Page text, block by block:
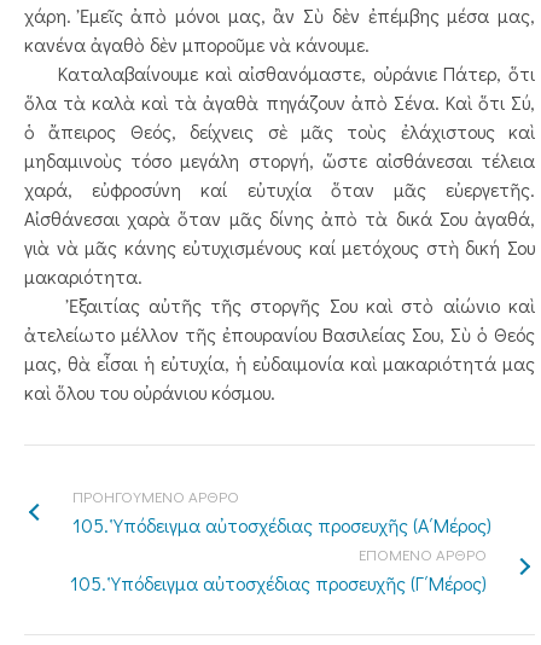
χάρη. Ἐμεῖς ἀπὸ μόνοι μας, ἂν Σὺ δὲν ἐπέμβης μέσα μας,
κανένα ἀγαθὸ δὲν μποροῦμε νὰ κάνουμε.
Καταλαβαίνουμε καὶ αἰσθανόμαστε, οὐράνιε Πάτερ, ὅτι
ὅλα τὰ καλὰ καὶ τὰ ἀγαθὰ πηγάζουν ἀπὸ Σένα. Καὶ ὅτι Σύ,
ὁ ἄπειρος Θεός, δείχνεις σὲ μᾶς τοὺς ἐλάχιστους καὶ
μηδαμινοὺς τόσο μεγάλη στοργή, ὥστε αἰσθάνεσαι τέλεια
χαρά, εὐφροσύνη καί εὐτυχία ὅταν μᾶς εὐεργετῆς.
Αἰσθάνεσαι χαρὰ ὅταν μᾶς δίνης ἀπὸ τὰ δικά Σου ἀγαθά,
γιὰ νὰ μᾶς κάνης εὐτυχισμένους καί μετόχους στὴ δική Σου
μακαριότητα.
Ἐξαιτίας αὐτῆς τῆς στοργῆς Σου καὶ στὸ αἰώνιο καὶ
ἀτελείωτο μέλλον τῆς ἐπουρανίου Βασιλείας Σου, Σὺ ὁ Θεός
μας, θὰ εἶσαι ἡ εὐτυχία, ἡ εὐδαιμονία καὶ μακαριότητά μας
καὶ ὅλου του οὐράνιου κόσμου.
ΠΡΟΗΓΟΥΜΕΝΟ ΑΡΘΡΟ
105. Ὑπόδειγμα αὐτοσχέδιας προσευχῆς (Α΄Μέρος)
ΕΠΟΜΕΝΟ ΑΡΘΡΟ
105. Ὑπόδειγμα αὐτοσχέδιας προσευχῆς (Γ΄Μέρος)